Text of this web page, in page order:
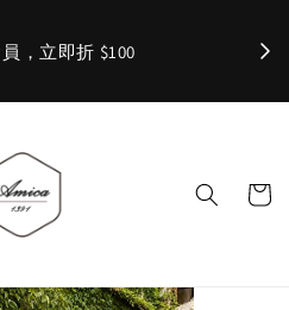
，立即折 $100 ✨